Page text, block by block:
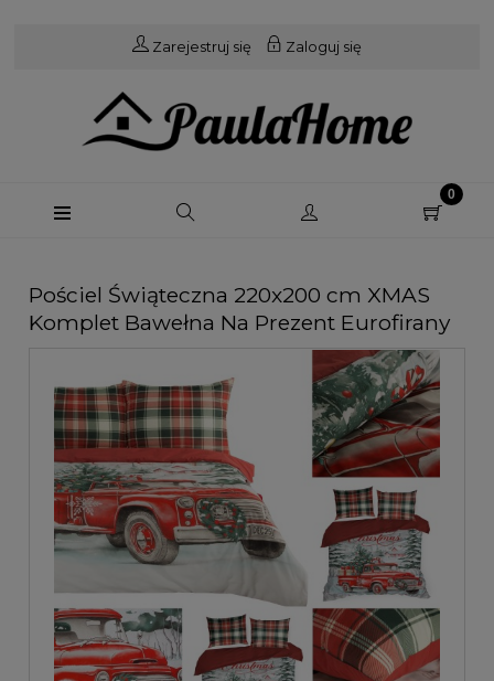
Zarejestruj się Zaloguj się
Pościel Świąteczna 220x200 cm XMAS
Komplet Bawełna Na Prezent Eurofirany